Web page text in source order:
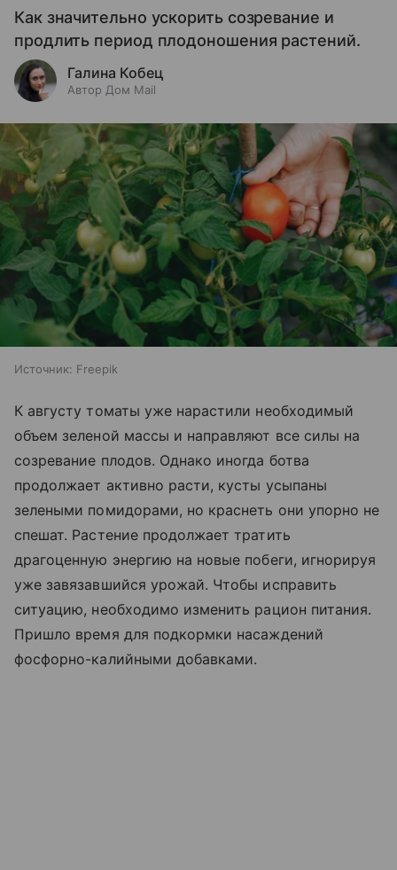
Как значительно ускорить созревание и
продлить период плодоношения растений.
Галина Кобец
Автор Дом Mail
Источник: Freepik
К августу томаты уже нарастили необходимый
объем зеленой массы и направляют все силы на
созревание плодов. Однако иногда ботва
продолжает активно расти, кусты усыпаны
зелеными помидорами, но краснеть они упорно не
спешат. Растение продолжает тратить
драгоценную энергию на новые побеги, игнорируя
уже завязавшийся урожай. Чтобы исправить
ситуацию, необходимо изменить рацион питания.
Пришло время для подкормки насаждений
фосфорно-калийными добавками.